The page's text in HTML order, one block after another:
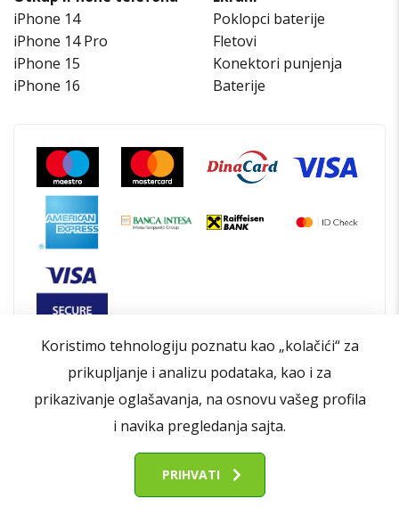
FIlteri
iPhone 14
iPhone 14 Pro
iPhone 15
iPhone 16
Poklopci baterije
Fletovi
Konektori punjenja
Baterije
Opšti uslovi poslovanja
Politika privatnosti
Kontakt
O nama
© 2026 | Sva prava zadržana od strane Refurbished.Eco
Koristimo tehnologiju poznatu kao „kolačići“ za
prikupljanje i analizu podataka, kao i za
prikazivanje oglašavanja, na osnovu vašeg profila
i navika pregledanja sajta.
PRIHVATI